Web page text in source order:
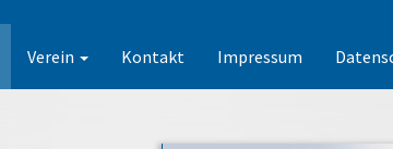
Verein Kontakt Impressum